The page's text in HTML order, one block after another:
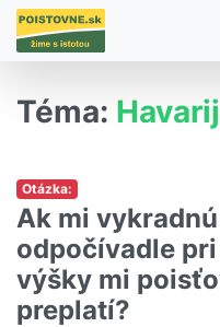
Téma:
Otázka:
Ak mi
odpočívadle
výšky mi
preplatí?